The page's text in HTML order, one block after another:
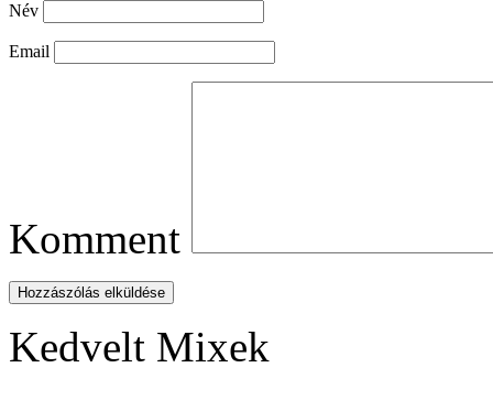
Név
Email
Komment
Hozzászólás elküldése
Kedvelt Mixek